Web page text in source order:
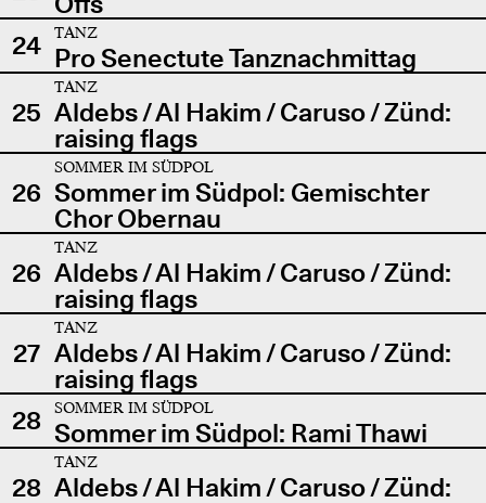
24
TANZ
Pro Senectute Tanznachmittag
25
TANZ
Aldebs / Al Hakim / Caruso / Zünd:
raising flags
26
SOMMER IM SÜDPOL
Sommer im Südpol: Gemischter
Chor Obernau
26
TANZ
Aldebs / Al Hakim / Caruso / Zünd:
raising flags
27
TANZ
Aldebs / Al Hakim / Caruso / Zünd:
raising flags
28
SOMMER IM SÜDPOL
Sommer im Südpol: Rami Thawi
28
TANZ
Aldebs / Al Hakim / Caruso / Zünd: